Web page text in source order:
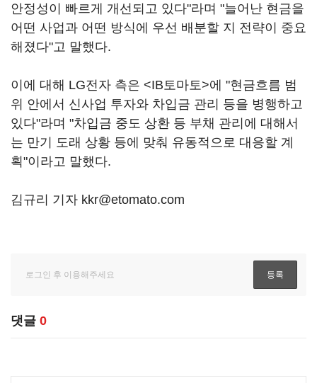
안정성이 빠르게 개선되고 있다"라며 "늘어난 현금을
어떤 사업과 어떤 방식에 우선 배분할 지 전략이 중요
해졌다"고 말했다.
이에 대해 LG전자 측은 <IB토마토>에 "현금흐름 범
위 안에서 신사업 투자와 차입금 관리 등을 병행하고
있다"라며 "차입금 중도 상환 등 부채 관리에 대해서
는 만기 도래 상황 등에 맞춰 유동적으로 대응할 계
획"이라고 말했다.
김규리 기자 kkr@etomato.com
댓글 0